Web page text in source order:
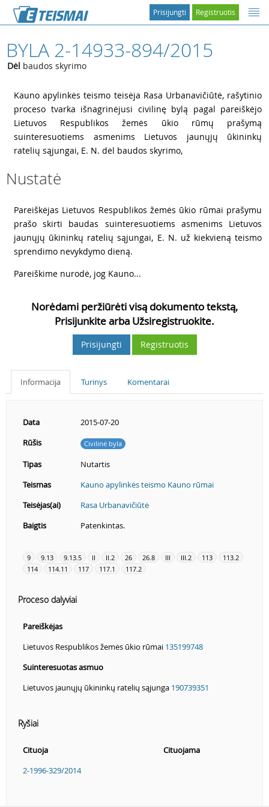
Registruotis
Prisijungti
BYLA 2-14933-894/2015
Dėl baudos skyrimo
Kauno apylinkės teismo teisėja Rasa Urbanavičiūtė, rašytinio
proceso tvarka išnagrinėjusi civilinę bylą pagal pareiškėjo
Lietuvos Respublikos žemės ūkio rūmų prašymą
suinteresuotiems asmenims Lietuvos jaunųjų ūkininkų
ratelių sąjungai, E. N. dėl baudos skyrimo,
Nustatė
Pareiškėjas Lietuvos Respublikos žemės ūkio rūmai prašymu
prašo skirti baudas suinteresuotiems asmenims Lietuvos
jaunųjų ūkininkų ratelių sąjungai, E. N. už kiekvieną teismo
sprendimo nevykdymo dieną.
Pareiškime nurodė, jog Kauno...
Norėdami peržiūrėti visą dokumento tekstą,
Prisijunkite arba Užsiregistruokite.
Prisijungti Registruotis
Informacija Turinys Komentarai
Data
2015-07-20
Rūšis
Civilinė byla
Tipas
Nutartis
Teismas
Kauno apylinkės teismo Kauno rūmai
Teisėjas(ai)
Rasa Urbanavičiūtė
Baigtis
Patenkintas.
9 9.13 9.13.5 II II.2 26 26.8 III III.2 113
113.2
114
114.11 117 117.1 117.2
Proceso dalyviai
Pareiškėjas
Lietuvos Respublikos žemės ūkio rūmai 135199748
Suinteresuotas asmuo
Lietuvos jaunųjų ūkininkų ratelių sąjunga 190739351
Ryšiai
Cituoja
Cituojama
2-1996-329/2014